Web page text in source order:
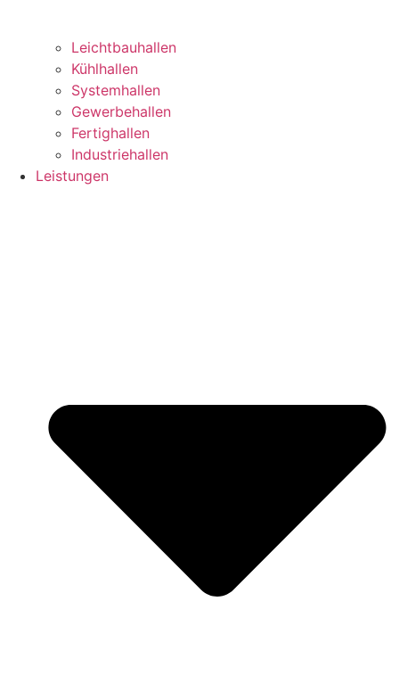
Leichtbauhallen
Kühlhallen
Systemhallen
Gewerbehallen
Fertighallen
Industriehallen
Leistungen